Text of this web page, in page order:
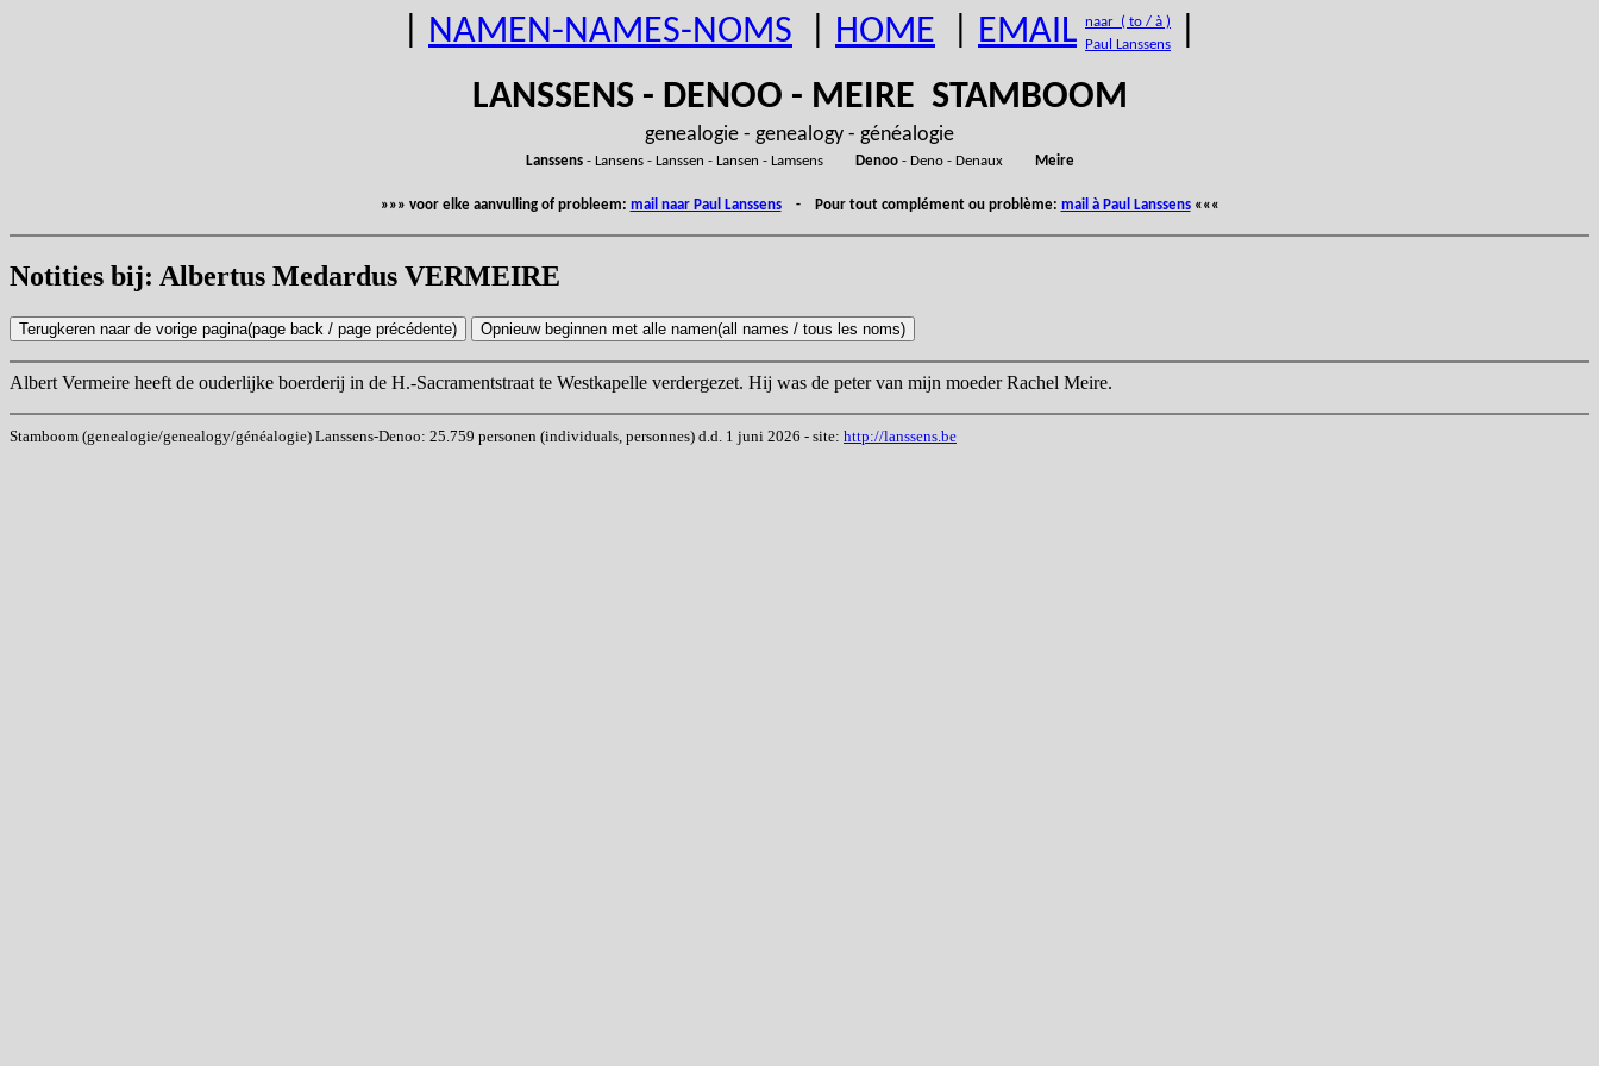
NAMEN-NAMES-NOMS HOME EMAIL naar ( to / à )
Paul Lanssens
LANSSENS - DENOO - MEIRE STAMBOOM
genealogie - genealogy - généalogie
Lanssens- Lansens - Lanssen - Lansen - Lamsens Denoo- Deno - Denaux Meire
»»» voor elke aanvulling of probleem: mail naar Paul Lanssens- Pour tout complément ou problème: mail à Paul Lanssens«««
Notities bij: Albertus Medardus VERMEIRE
Albert Vermeire heeft de ouderlijke boerderij in de H.-Sacramentstraat te Westkapelle verdergezet. Hij was de peter van mijn moeder Rachel Meire.
Stamboom (genealogie/genealogy/généalogie) Lanssens-Denoo: 25.759 personen (individuals, personnes) d.d. 1 juni 2026 - site: http://lanssens.be